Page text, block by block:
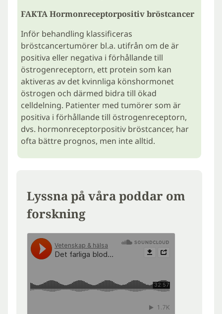
FAKTA Hormonreceptorpositiv bröstcancer
Inför behandling klassificeras
bröstcancertumörer bl.a. utifrån om de är
positiva eller negativa i förhållande till
östrogenreceptorn, ett protein som kan
aktiveras av det kvinnliga könshormonet
östrogen och därmed bidra till ökad
celldelning. Patienter med tumörer som är
positiva i förhållande till östrogenreceptorn,
dvs. hormonreceptorpositiv bröstcancer, har
ofta bättre prognos, men inte alltid.
Lyssna på våra poddar om
forskning